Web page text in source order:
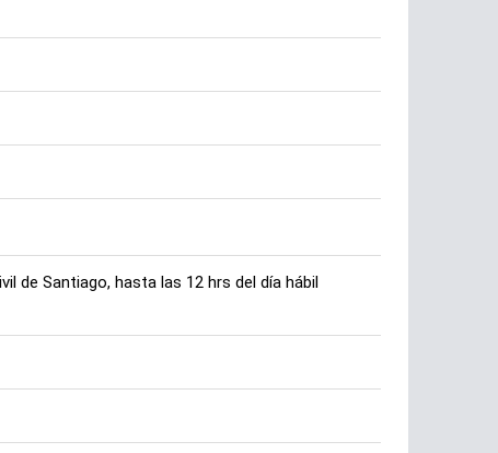
de Santiago, hasta las 12 hrs del día hábil